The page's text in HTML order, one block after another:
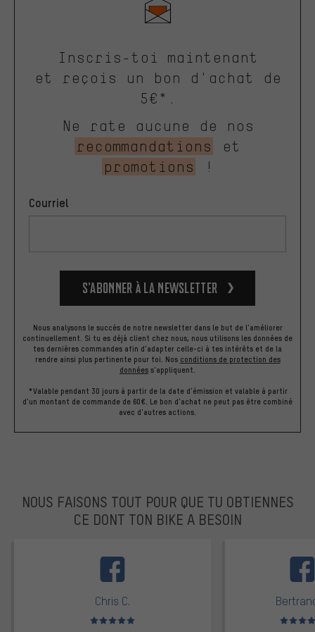
Inscris-toi maintenant
et reçois un bon d'achat de
5€*.
Ne rate aucune de nos
recommandations
et
promotions
!
Courriel
S’abonner à la newsletter
Nous analysons le succès de notre newsletter dans le but de l'améliorer
continuellement. Si tu es déjà client chez nous, nous utilisons les données de
tes dernières commandes afin d'adapter celle-ci à tes intérêts et de la
rendre ainsi plus pertinente pour toi. Nos conditions de protection des
données s'appliquent.
*Valable pendant 30 jours à partir de la date d'émission et valable à partir
d'un montant de commande de 60€. Le bon d'achat ne peut pas être combiné
avec d'autres actions.
NOUS FAISONS TOUT POUR QUE TU OBTIENNES
CE DONT TON BIKE A BESOIN
Chris C.
Note moyenne : 5 sur 5 Note